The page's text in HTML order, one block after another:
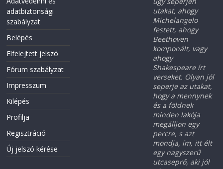
adatbiztonsági
szabályzat
Belépés
Elfelejtett jelszó
Fórum szabályzat
Impresszum
Kilépés
Profilja
Regisztráció
Új jelszó kérése
utakat, ahogy
Michelangelo
festett, ahogy
Beethoven
komponált, vagy
ahogy
Shakespeare írt
verseket. Olyan jól
seperje az utakat,
hogy a mennynek
és a földnek
minden lakója
megálljon egy
percre, s azt
mondja, ím, itt élt
egy nagyszerű
utcaseprő, aki jól